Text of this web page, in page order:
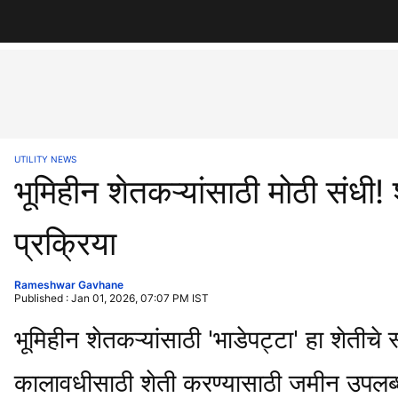
UTILITY NEWS
भूमिहीन शेतकऱ्यांसाठी मोठी
प्रक्रिया
Rameshwar Gavhane
Published : Jan 01, 2026, 07:07 PM IST
भूमिहीन शेतकऱ्यांसाठी 'भाडेपट्टा' हा शेतीचे
कालावधीसाठी शेती करण्यासाठी जमीन